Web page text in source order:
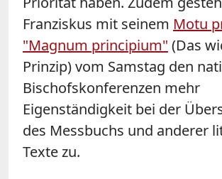
Franziskus mit seinem Motu
"Magnum principium" (Das
Prinzip) vom Samstag den
Bischofskonferenzen mehr
Eigenständigkeit bei der
des Messbuchs und anderer
Texte zu.